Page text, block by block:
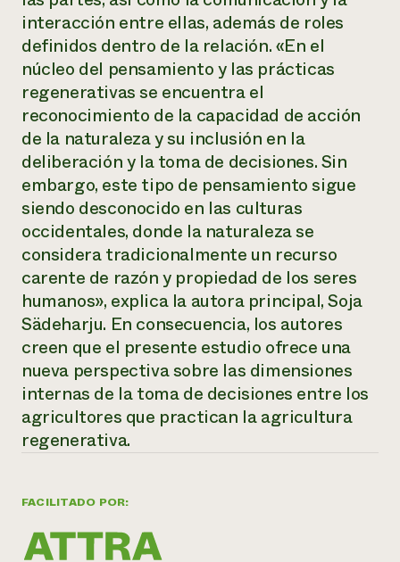
Buscar prácticas
Contratar a un becario
un
Llame a la
directa de
1-800-346-
FACILITADO POR:
interacción entre ellas, además de roles
definidos dentro de la relación. «En el
núcleo del pensamiento y las prácticas
regenerativas se encuentra el
reconocimiento de la capacidad de acción
de la naturaleza y su inclusión en la
deliberación y la toma de decisiones. Sin
embargo, este tipo de pensamiento sigue
siendo desconocido en las culturas
occidentales, donde la naturaleza se
considera tradicionalmente un recurso
carente de razón y propiedad de los seres
humanos», explica la autora principal, Soja
Sädeharju. En consecuencia, los autores
creen que el presente estudio ofrece una
nueva perspectiva sobre las dimensiones
internas de la toma de decisiones entre los
agricultores que practican la agricultura
regenerativa.